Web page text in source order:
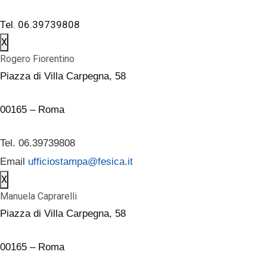
Tel. 06.39739808
X
Rogero Fiorentino
Piazza di Villa Carpegna, 58
00165 – Roma
Tel. 06.39739808
Email ufficiostampa@fesica.it
X
Manuela Caprarelli
Piazza di Villa Carpegna, 58
00165 – Roma